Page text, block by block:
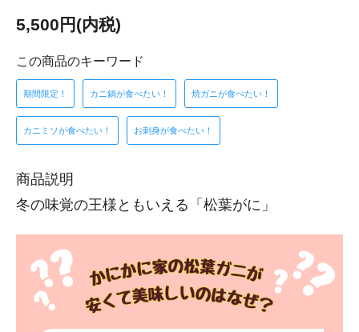
5,500円(内税)
この商品のキーワード
期間限定！ カニ鍋が食べたい！ 焼ガニが食べたい！
カニミソが食べたい！ お刺身が食べたい！
商品説明
冬の味覚の王様ともいえる「松葉がに」